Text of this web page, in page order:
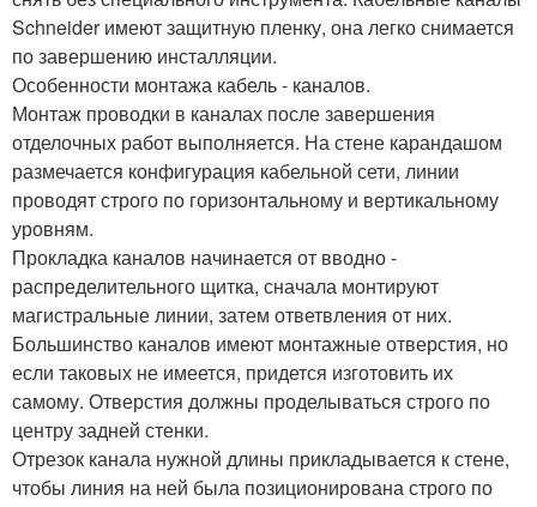
Schneider имеют защитную пленку, она легко снимается
по завершению инсталляции.
Особенности монтажа кабель - каналов.
Монтаж проводки в каналах после завершения
отделочных работ выполняется. На стене карандашом
размечается конфигурация кабельной сети, линии
проводят строго по горизонтальному и вертикальному
уровням.
Прокладка каналов начинается от вводно -
распределительного щитка, сначала монтируют
магистральные линии, затем ответвления от них.
Большинство каналов имеют монтажные отверстия, но
если таковых не имеется, придется изготовить их
самому. Отверстия должны проделываться строго по
центру задней стенки.
Отрезок канала нужной длины прикладывается к стене,
чтобы линия на ней была позиционирована строго по